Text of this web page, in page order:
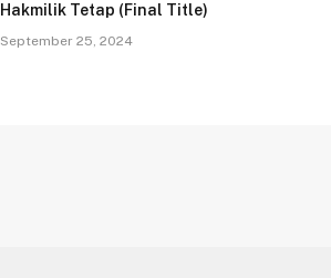
Hakmilik Tetap (Final Title)
September 25, 2024